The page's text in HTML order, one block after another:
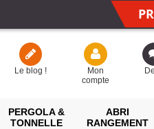
Le blog !
Mon
compte
PERGOLA &
TONNELLE
ABRI
RANGEMENT